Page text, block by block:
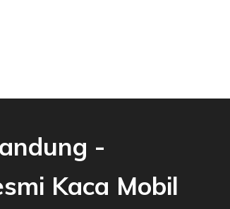
-
Kaca Mobil